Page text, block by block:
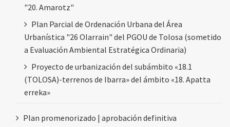
"20. Amarotz"
Plan Parcial de Ordenación Urbana del Área
Urbanística "26 Olarrain" del PGOU de Tolosa (sometido
a Evaluación Ambiental Estratégica Ordinaria)
Proyecto de urbanización del subámbito «18.1
(TOLOSA)-terrenos de Ibarra» del ámbito «18. Apatta
erreka»
Plan promenorizado | aprobación definitiva